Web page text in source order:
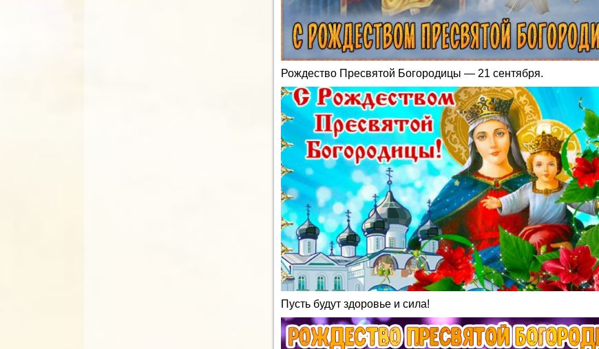
Рождество Пресвятой Богородицы — 21 сентября.
Пусть будут здоровье и сила!